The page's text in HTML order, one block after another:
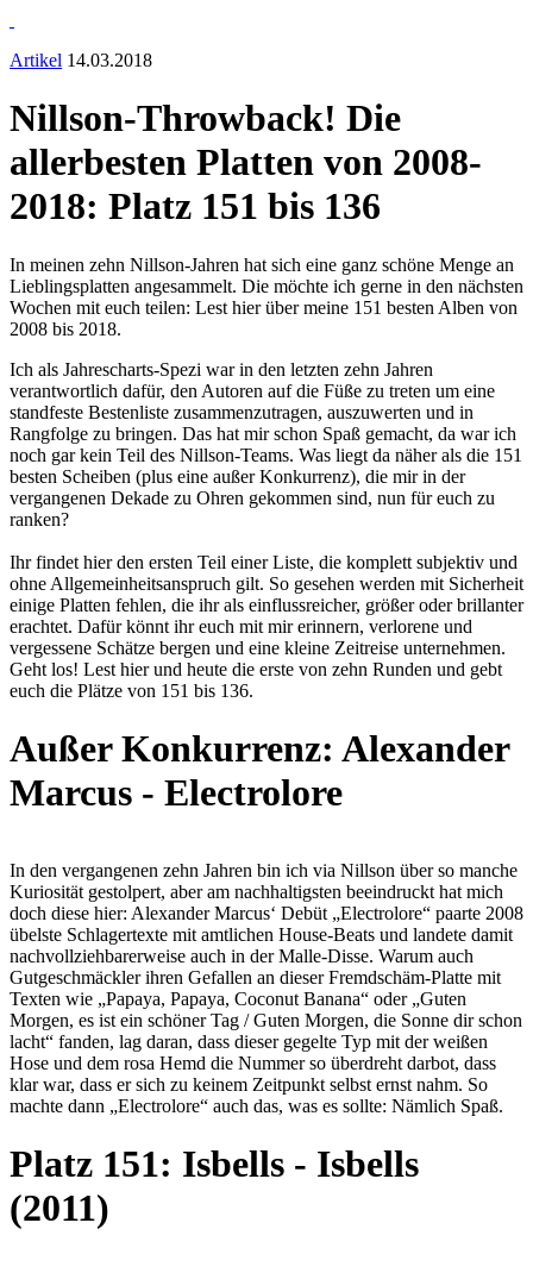
Artikel 14.03.2018
Nillson-Throwback! Die
allerbesten Platten von 2008-
2018: Platz 151 bis 136
In meinen zehn Nillson-Jahren hat sich eine ganz schöne Menge an
Lieblingsplatten angesammelt. Die möchte ich gerne in den nächsten
Wochen mit euch teilen: Lest hier über meine 151 besten Alben von
2008 bis 2018.
Ich als Jahrescharts-Spezi war in den letzten zehn Jahren
verantwortlich dafür, den Autoren auf die Füße zu treten um eine
standfeste Bestenliste zusammenzutragen, auszuwerten und in
Rangfolge zu bringen. Das hat mir schon Spaß gemacht, da war ich
noch gar kein Teil des Nillson-Teams. Was liegt da näher als die 151
besten Scheiben (plus eine außer Konkurrenz), die mir in der
vergangenen Dekade zu Ohren gekommen sind, nun für euch zu
ranken?
Ihr findet hier den ersten Teil einer Liste, die komplett subjektiv und
ohne Allgemeinheitsanspruch gilt. So gesehen werden mit Sicherheit
einige Platten fehlen, die ihr als einflussreicher, größer oder brillanter
erachtet. Dafür könnt ihr euch mit mir erinnern, verlorene und
vergessene Schätze bergen und eine kleine Zeitreise unternehmen.
Geht los! Lest hier und heute die erste von zehn Runden und gebt
euch die Plätze von 151 bis 136.
Außer Konkurrenz: Alexander
Marcus - Electrolore
In den vergangenen zehn Jahren bin ich via Nillson über so manche
Kuriosität gestolpert, aber am nachhaltigsten beeindruckt hat mich
doch diese hier: Alexander Marcus‘ Debüt „Electrolore“ paarte 2008
übelste Schlagertexte mit amtlichen House-Beats und landete damit
nachvollziehbarerweise auch in der Malle-Disse. Warum auch
Gutgeschmäckler ihren Gefallen an dieser Fremdschäm-Platte mit
Texten wie „Papaya, Papaya, Coconut Banana“ oder „Guten
Morgen, es ist ein schöner Tag / Guten Morgen, die Sonne dir schon
lacht“ fanden, lag daran, dass dieser gegelte Typ mit der weißen
Hose und dem rosa Hemd die Nummer so überdreht darbot, dass
klar war, dass er sich zu keinem Zeitpunkt selbst ernst nahm. So
machte dann „Electrolore“ auch das, was es sollte: Nämlich Spaß.
Platz 151: Isbells - Isbells
(2011)